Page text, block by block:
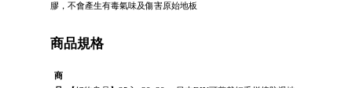
膠，不會產生有毒氣味及傷害原始地板
商品規格
商